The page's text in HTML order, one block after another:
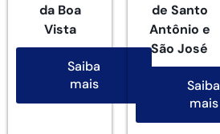
da Boa
Vista
Saiba
mais
de Santo
Antônio e
São José
Saiba
mais